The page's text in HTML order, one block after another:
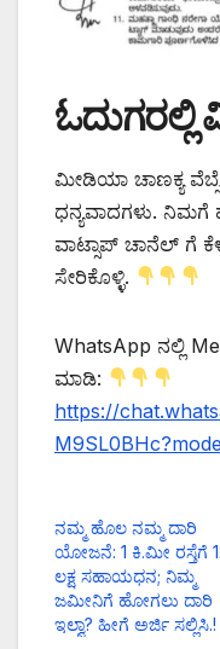
ಓದುಗರಲ್ಲಿ
ಮೀಡಿಯಾ ಚಾಣಕ್ಯ
ಧನ್ಯವಾದಗಳು. ನಿಮಗೆ
ವಾಟ್ಸಾಪ್ ಚಾನೆಲ್ ಗೆ
ಸೇರಿಕೊಳ್ಳಿ.
WhatsApp ನಲ್ಲಿ
ಮಾಡಿ:
https://
ನಮ್ಮ ಹೊಲ ನಮ್ಮ ದಾರಿ
ಯೋಜನೆ: 1 ಕಿ.ಮೀ ರಸ್ತೆಗೆ
ಲಕ್ಷ ಸಹಾಯಧನ; ನಿಮ್ಮ
ಜಮೀನಿಗೆ ಹೋಗಲು ದಾರಿ
ಇಲ್ವಾ? ಹೀಗೆ ಅರ್ಜಿ ಸಲ್ಲಿಸಿ.!